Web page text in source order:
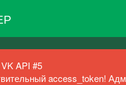
API #5
access_token!